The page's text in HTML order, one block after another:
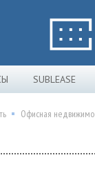
SUBLEASE
Офисная